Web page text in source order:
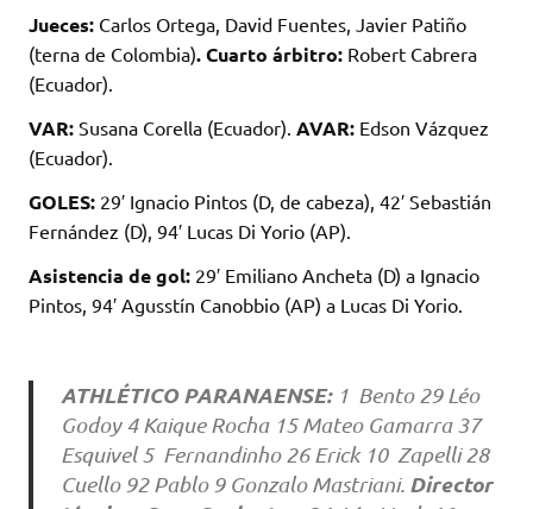
Jueces: Carlos Ortega, David Fuentes, Javier Patiño
(terna de Colombia). Cuarto árbitro: Robert Cabrera
(Ecuador).
VAR: Susana Corella (Ecuador). AVAR: Edson Vázquez
(Ecuador).
GOLES: 29′ Ignacio Pintos (D, de cabeza), 42′ Sebastián
Fernández (D), 94′ Lucas Di Yorio (AP).
Asistencia de gol: 29′ Emiliano Ancheta (D) a Ignacio
Pintos, 94′ Agusstín Canobbio (AP) a Lucas Di Yorio.
ATHLÉTICO PARANAENSE:1 Bento 29 Léo
Godoy 4 Kaique Rocha 15 Mateo Gamarra 37
Esquivel 5 Fernandinho 26 Erick 10 Zapelli 28
Cuello 92 Pablo 9 Gonzalo Mastriani. Director